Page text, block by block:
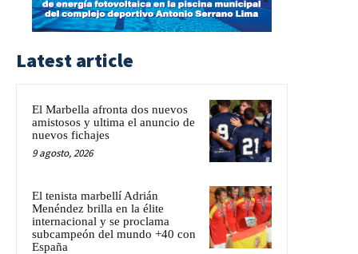
Latest article
El Marbella afronta dos nuevos
amistosos y ultima el anuncio de
nuevos fichajes
9 agosto, 2026
El tenista marbellí Adrián
Menéndez brilla en la élite
internacional y se proclama
subcampeón del mundo +40 con
España